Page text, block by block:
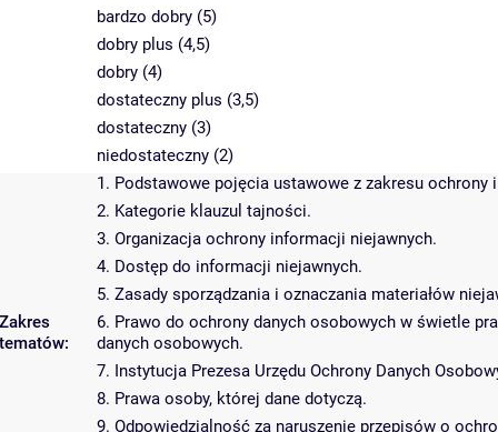
bardzo dobry (5)
dobry plus (4,5)
dobry (4)
dostateczny plus (3,5)
dostateczny (3)
niedostateczny (2)
Zakres
tematów:
1. Podstawowe pojęcia ustawowe z zakresu ochrony
2. Kategorie klauzul tajności.
3. Organizacja ochrony informacji niejawnych.
4. Dostęp do informacji niejawnych.
5. Zasady sporządzania i oznaczania materiałów
6. Prawo do ochrony danych osobowych w świetle
danych osobowych.
7. Instytucja Prezesa Urzędu Ochrony Danych
8. Prawa osoby, której dane dotyczą.
9. Odpowiedzialność za naruszenie przepisów o